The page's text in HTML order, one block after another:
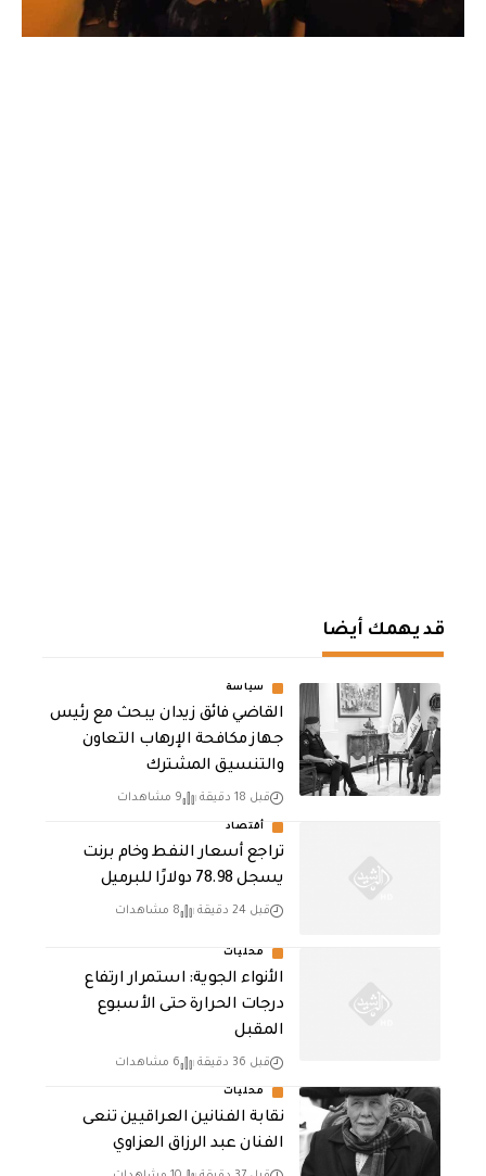
قد يهمك أيضا
سياسة
القاضي فائق زيدان يبحث مع رئيس
جهاز مكافحة الإرهاب التعاون
والتنسيق المشترك
قبل 18 دقيقة 9 مشاهدات
أقتصاد
تراجع أسعار النفط وخام برنت
يسجل 78.98 دولارًا للبرميل
قبل 24 دقيقة 8 مشاهدات
محليات
الأنواء الجوية: استمرار ارتفاع
درجات الحرارة حتى الأسبوع
المقبل
قبل 36 دقيقة 6 مشاهدات
محليات
نقابة الفنانين العراقيين تنعى
الفنان عبد الرزاق العزاوي